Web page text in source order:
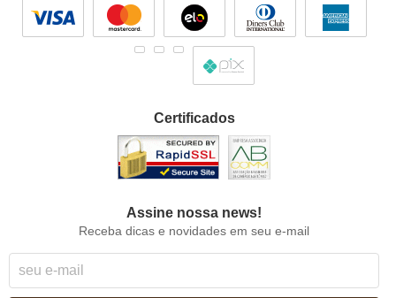
Certificados
Assine nossa news!
Receba dicas e novidades em seu e-mail